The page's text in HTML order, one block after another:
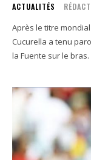
ACTUALITÉS
Après le titre
Cucurella a tenu
la Fuente sur le